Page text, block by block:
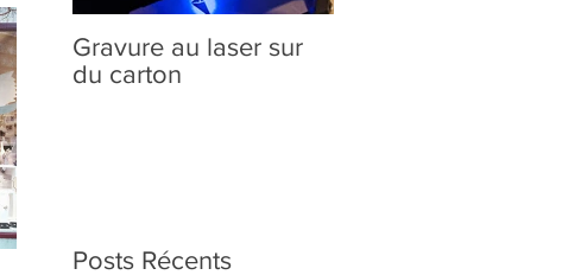
Gravure au laser sur
du carton
Posts Récents